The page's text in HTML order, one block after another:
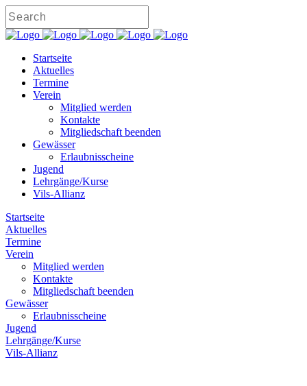
Startseite
Aktuelles
Termine
Verein
Mitglied werden
Kontakte
Mitgliedschaft beenden
Gewässer
Erlaubnisscheine
Jugend
Lehrgänge/Kurse
Vils-Allianz
Startseite
Aktuelles
Termine
Verein
Mitglied werden
Kontakte
Mitgliedschaft beenden
Gewässer
Erlaubnisscheine
Jugend
Lehrgänge/Kurse
Vils-Allianz